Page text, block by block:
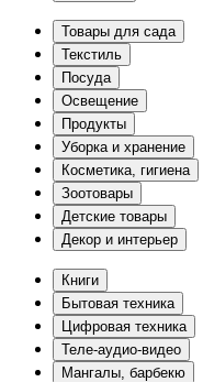
Товары для сада
Текстиль
Посуда
Освещение
Продукты
Уборка и хранение
Косметика, гигиена
Зоотовары
Детские товары
Декор и интерьер
Книги
Бытовая техника
Цифровая техника
Теле-аудио-видео
Мангалы, барбекю